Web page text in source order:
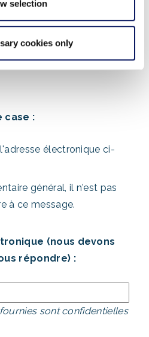
selection
cookies only
4000. Les courriels
souhaitons vous aider
case :
électronique ci-
général, il n'est pas
à ce message.
(nous devons
répondre) :
sont confidentielles